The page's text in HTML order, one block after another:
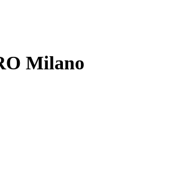
Milano